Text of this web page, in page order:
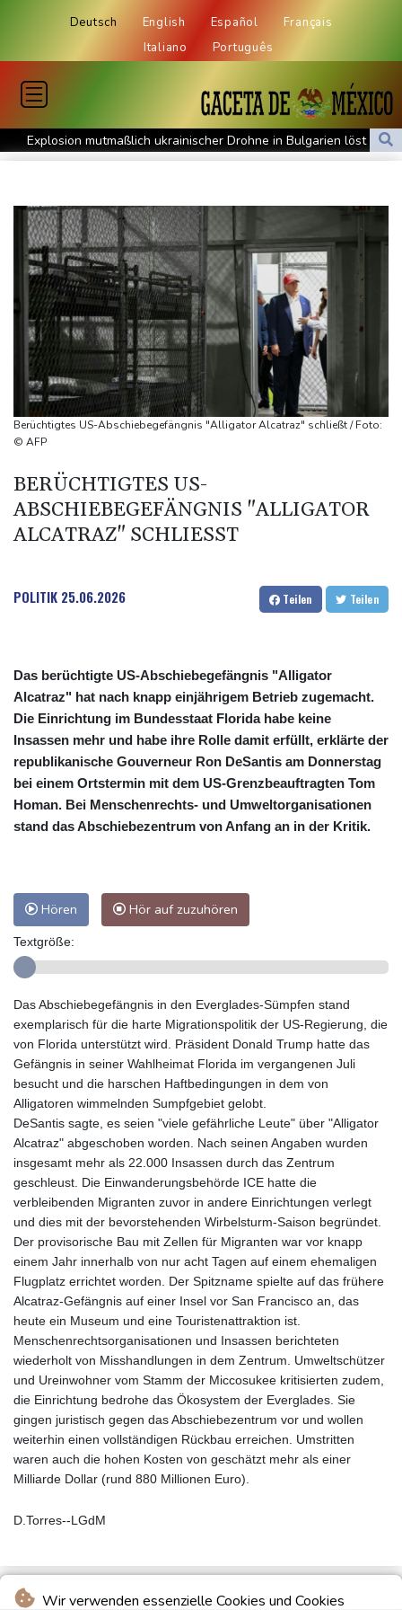
Wir verwenden essenzielle Cookies und Cookies
Deutsch English Español
Français
Italiano
Português
Explosion mutmaßlich ukrainischer Drohne in Bulgarien löst
diplomatische Verstimmung aus
Integrität der Ukraine
Sieg auf der längsten Etappe: Vollering übernimmt
Gesamtführung
Drohne explodiert an der Grenze zwischen Rumänien und
Bulgarien nahe Gaspipeline
Lionel Messi trauert um seinen Vater
Absturz von Ultraleichtflugzeug: 72-jähriger Pilot stirbt in Baden-
Württemberg
Selenskyj warnt in Belgrad vor Folgen russischer Angriffe für
den Winter
gesichtet
Ungarns Regierungspartei nominiert Ex-Gerichtspräsidenten
Baka als Staatschef
Berüchtigtes US-Abschiebegefängnis "Alligator Alcatraz" schließt / Foto:
© AFP
BERÜCHTIGTES US-
ABSCHIEBEGEFÄNGNIS "ALLIGATOR
ALCATRAZ" SCHLIESST
POLITIK 25.06.2026 Teilen Teilen
Das berüchtigte US-Abschiebegefängnis "Alligator
Alcatraz" hat nach knapp einjährigem Betrieb zugemacht.
Die Einrichtung im Bundesstaat Florida habe keine
Insassen mehr und habe ihre Rolle damit erfüllt, erklärte der
republikanische Gouverneur Ron DeSantis am Donnerstag
bei einem Ortstermin mit dem US-Grenzbeauftragten Tom
Homan. Bei Menschenrechts- und Umweltorganisationen
stand das Abschiebezentrum von Anfang an in der Kritik.
Hören Hör auf zuzuhören
Textgröße:
Das Abschiebegefängnis in den Everglades-Sümpfen stand
exemplarisch für die harte Migrationspolitik der US-Regierung, die
von Florida unterstützt wird. Präsident Donald Trump hatte das
Gefängnis in seiner Wahlheimat Florida im vergangenen Juli
besucht und die harschen Haftbedingungen in dem von
Alligatoren wimmelnden Sumpfgebiet gelobt.
DeSantis sagte, es seien "viele gefährliche Leute" über "Alligator
Alcatraz" abgeschoben worden. Nach seinen Angaben wurden
insgesamt mehr als 22.000 Insassen durch das Zentrum
geschleust. Die Einwanderungsbehörde ICE hatte die
verbleibenden Migranten zuvor in andere Einrichtungen verlegt
und dies mit der bevorstehenden Wirbelsturm-Saison begründet.
Der provisorische Bau mit Zellen für Migranten war vor knapp
einem Jahr innerhalb von nur acht Tagen auf einem ehemaligen
Flugplatz errichtet worden. Der Spitzname spielte auf das frühere
Alcatraz-Gefängnis auf einer Insel vor San Francisco an, das
heute ein Museum und eine Touristenattraktion ist.
Menschenrechtsorganisationen und Insassen berichteten
wiederholt von Misshandlungen in dem Zentrum. Umweltschützer
und Ureinwohner vom Stamm der Miccosukee kritisierten zudem,
die Einrichtung bedrohe das Ökosystem der Everglades. Sie
gingen juristisch gegen das Abschiebezentrum vor und wollen
weiterhin einen vollständigen Rückbau erreichen. Umstritten
waren auch die hohen Kosten von geschätzt mehr als einer
Milliarde Dollar (rund 880 Millionen Euro).
D.Torres--LGdM